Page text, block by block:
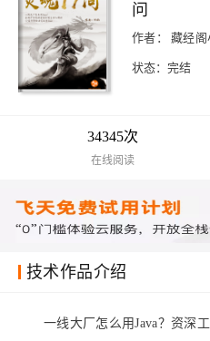
问
作者：藏经
状态：完结
34345次
在线阅读
技术作品介绍
一线大厂怎么用Java？资深